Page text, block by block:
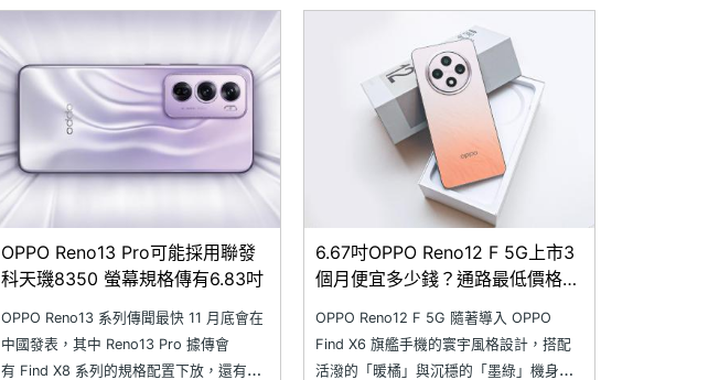
市 6 個月
與 AI 寫真館等多樣 AI 功能，滿足全方位
OPPO Reno13 Pro可能採用聯發
科天璣8350 螢幕規格傳有6.83吋
OPPO Reno13 系列傳聞最快 11 月底會在
中國發表，其中 Reno13 Pro 據傳會
有 Find X8 系列的規格配置下放，還有望
6.67吋OPPO Reno12 F 5G上市3
個月便宜多少錢？通路最低價格整
OPPO Reno12 F 5G 隨著導入 OPPO
Find X6 旗艦手機的寰宇風格設計，搭配
活潑的「暖橘」與沉穩的「墨綠」機身配